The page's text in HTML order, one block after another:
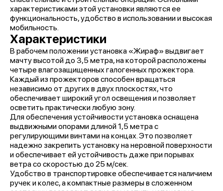
характеристиками этой установки являются ее
функциональность, удобство в использовании и высокая
мобильность.
Характеристики
В рабочем положении установка «Жираф» выдвигает
мачту высотой до 3,5 метра, на которой расположены
четыре влагозащищенных галогенных прожектора.
Каждый из прожекторов способен вращаться
независимо от других в двух плоскостях, что
обеспечивает широкий угол освещения и позволяет
осветить практически любую зону.
Для обеспечения устойчивости установка оснащена
выдвижными опорами длиной 1,5 метра с
регулирующими винтами на концах. Это позволяет
надежно закрепить установку на неровной поверхности
и обеспечивает ей устойчивость даже при порывах
ветра со скоростью до 25 м/сек.
Удобство в транспортировке обеспечивается наличием
ручек и колес, а компактные размеры в сложенном